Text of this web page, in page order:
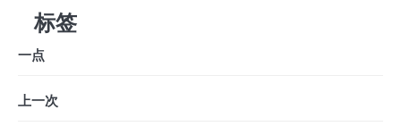
标签
一点
上一次